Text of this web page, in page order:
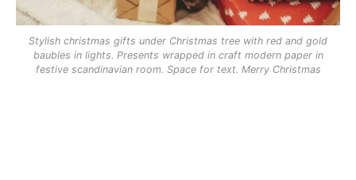
Stylish christmas gifts under Christmas tree with red and gold
baubles in lights. Presents wrapped in craft modern paper in
festive scandinavian room. Space for text. Merry Christmas